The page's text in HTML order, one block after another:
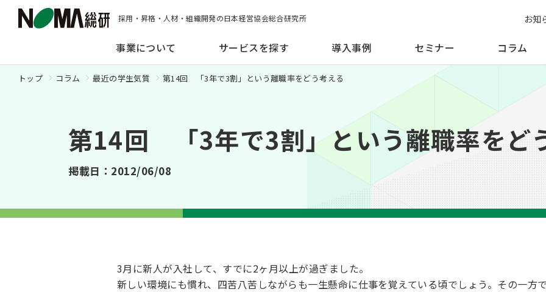
採用・昇格・人材・組織開発の日本経営協会総合研究所 お知
事業について サービスを探す 導入事例 セミナー コラム
トップ コラム 最近の学生気質 第14回 「3年で3割」という離職率をどう考える
第14回 「3年で3割」という離職率をど
掲載日：2012/06/08
3月に新人が入社して、すでに2ヶ月以上が過ぎました。
新しい環境にも慣れ、四苦八苦しながらも一生懸命に仕事を覚えている頃でしょう。その一方